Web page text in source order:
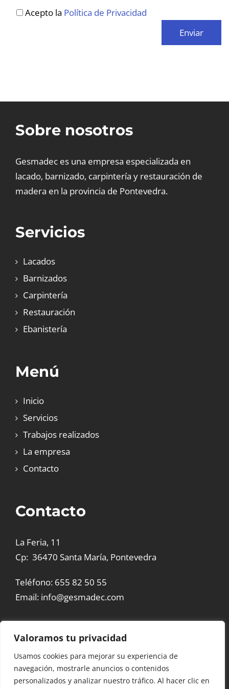
Valoramos tu privacidad
Usamos cookies para mejorar su experiencia de
navegación, mostrarle anuncios o contenidos
personalizados y analizar nuestro tráfico. Al hacer clic en
Acepto la Política de Privacidad
Sobre nosotros
Gesmadec es una empresa especializada en
lacado, barnizado, carpintería y restauración de
madera en la provincia de Pontevedra.
Servicios
Lacados
Barnizados
Carpintería
Restauración
Ebanistería
Menú
Inicio
Servicios
Trabajos realizados
La empresa
Contacto
Contacto
La Feria, 11
Cp: 36470 Santa María, Pontevedra
Teléfono: 655 82 50 55
Email: info@gesmadec.com
© Copyright 2026 | Gesmadec |Empresa de lacado y
barnizado en Pontevedra cerca de mí